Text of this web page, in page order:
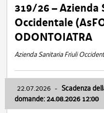
319/26 –
Occidentale
ODONTOIATRA
Azienda Sanitaria Friuli
22.07.2026 - Scadenza
domande: 24.08.2026 12:00